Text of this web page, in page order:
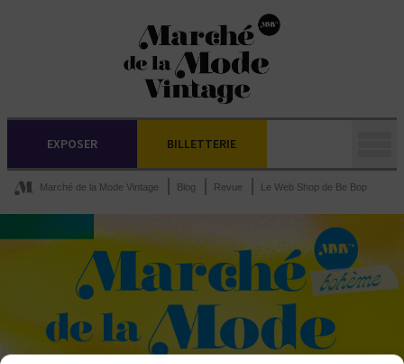
EXPOSER BILLETTERIE
Marché de la Mode Vintage Blog Revue Le Web Shop de Be Bop